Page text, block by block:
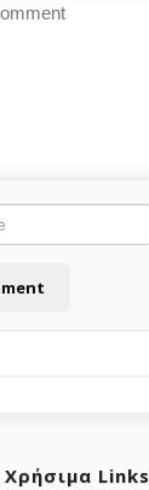
Χρήσιμα Links